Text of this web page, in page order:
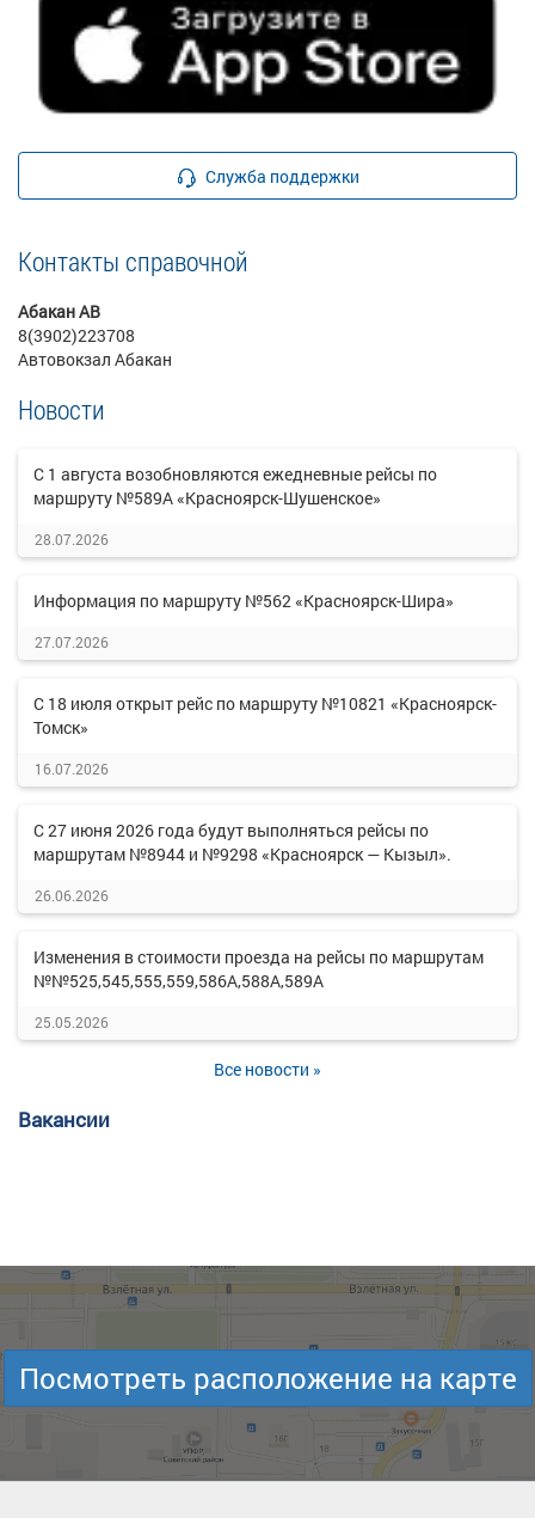
Служба поддержки
Контакты справочной
Абакан АВ
8(3902)223708
Автовокзал Абакан
Новости
С 1 августа возобновляются ежедневные рейсы по
маршруту №589А «Красноярск-Шушенское»
28.07.2026
Информация по маршруту №562 «Красноярск-Шира»
27.07.2026
С 18 июля открыт рейс по маршруту №10821 «Красноярск-
Томск»
16.07.2026
С 27 июня 2026 года будут выполняться рейсы по
маршрутам №8944 и №9298 «Красноярск — Кызыл».
26.06.2026
Изменения в стоимости проезда на рейсы по маршрутам
№№525,545,555,559,586А,588А,589А
25.05.2026
Все новости »
Вакансии
Посмотреть расположение на карте